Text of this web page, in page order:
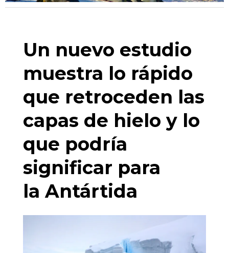
Un nuevo estudio
muestra lo rápido
que retroceden las
capas de hielo y lo
que podría
significar para
la Antártida